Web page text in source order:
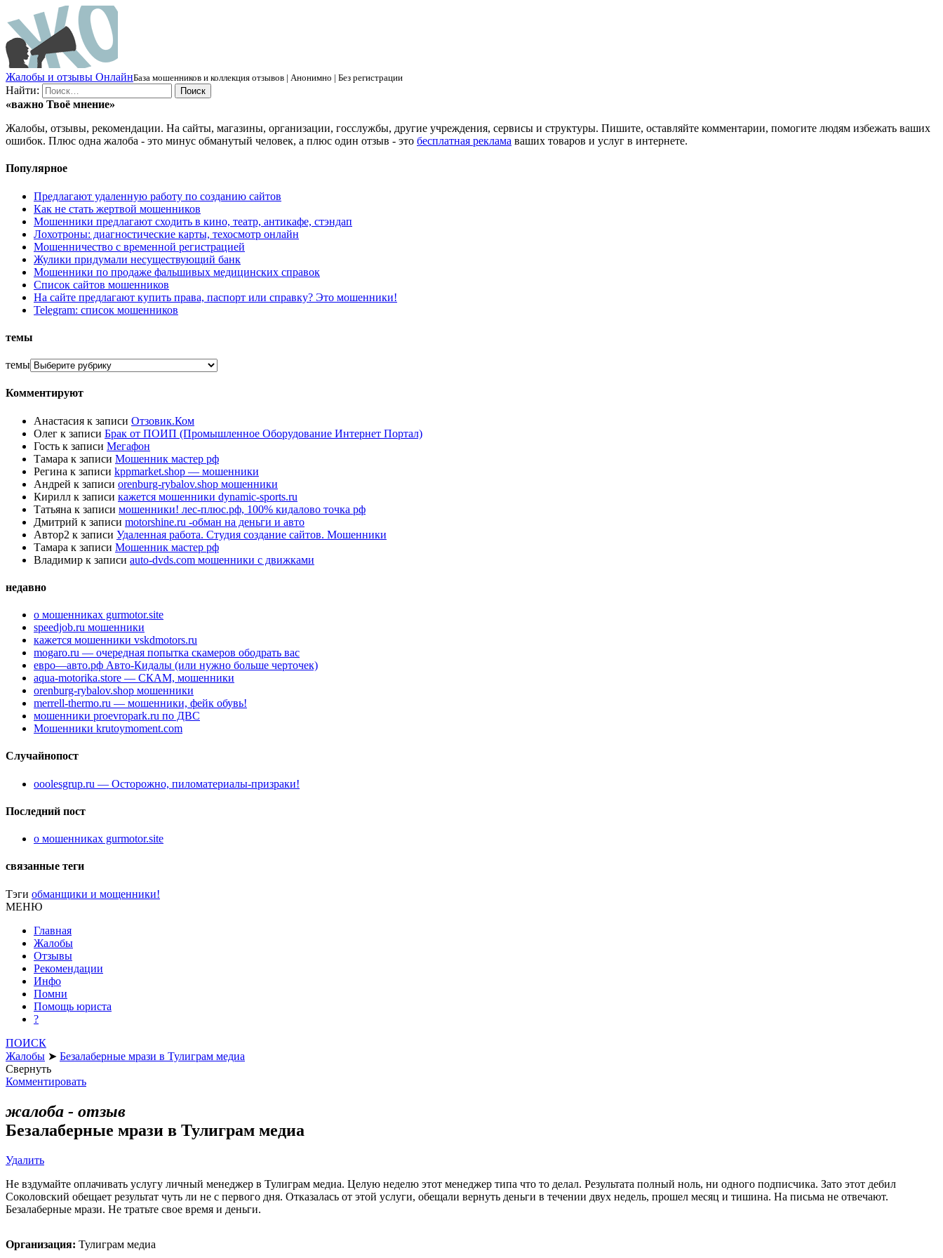
Жалобы и отзывы ОнлайнБаза мошенников и коллекция отзывов | Анонимно | Без регистрации
Найти:
«важно Твоё мнение»
Жалобы, отзывы, рекомендации. На сайты, магазины, организации, госслужбы, другие учреждения, сервисы и структуры. Пишите, оставляйте комментарии, помогите людям избежать ваших
ошибок. Плюс одна жалоба - это минус обманутый человек, а плюс один отзыв - это бесплатная реклама ваших товаров и услуг в интернете.
Популярное
Предлагают удаленную работу по созданию сайтов
Как не стать жертвой мошенников
Мошенники предлагают сходить в кино, театр, антикафе, стэндап
Лохотроны: диагностические карты, техосмотр онлайн
Мошенничество с временной регистрацией
Жулики придумали несуществующий банк
Мошенники по продаже фальшивых медицинских справок
Список сайтов мошенников
На сайте предлагают купить права, паспорт или справку? Это мошенники!
Telegram: список мошенников
темы
темы
Комментируют
Анастасия к записи Отзовик.Ком
Олег к записи Брак от ПОИП (Промышленное Оборудование Интернет Портал)
Гость к записи Мегафон
Тамара к записи Мошенник мастер рф
Регина к записи kppmarket.shop — мошенники
Андрей к записи orenburg-rybalov.shop мошенники
Кирилл к записи кажется мошенники dynamic-sports.ru
Татьяна к записи мошенники! лес-плюс.рф, 100% кидалово точка рф
Дмитрий к записи motorshine.ru -обман на деньги и авто
Автор2 к записи Удаленная работа. Студия создание сайтов. Мошенники
Тамара к записи Мошенник мастер рф
Владимир к записи auto-dvds.com мошенники с движками
недавно
о мошенниках gurmotor.site
speedjob.ru мошенники
кажется мошенники vskdmotors.ru
mogaro.ru — очередная попытка скамеров ободрать вас
евро—авто.рф Авто-Кидалы (или нужно больше черточек)
aqua-motorika.store — СКАМ, мошенники
orenburg-rybalov.shop мошенники
merrell-thermo.ru — мошенники, фейк обувь!
мошенники proevropark.ru по ДВС
Мошенники krutoymoment.com
Случайнопост
ooolesgrup.ru — Осторожно, пиломатериалы-призраки!
Последний пост
о мошенниках gurmotor.site
связанные теги
Тэги обманщики и мощенники!
МЕНЮ
Главная
Жалобы
Отзывы
Рекомендации
Инфо
Помни
Помощь юриста
?
ПОИСК
Жалобы ➤ Безалаберные мрази в Тулиграм медиа
Свернуть
Комментировать
жалоба - отзыв
Безалаберные мрази в Тулиграм медиа
Удалить
Не вздумайте оплачивать услугу личный менеджер в Тулиграм медиа. Целую неделю этот менеджер типа что то делал. Результата полный ноль, ни одного подписчика. Зато этот дебил
Соколовский обещает результат чуть ли не с первого дня. Отказалась от этой услуги, обещали вернуть деньги в течении двух недель, прошел месяц и тишина. На письма не отвечают.
Безалаберные мрази. Не тратьте свое время и деньги.
Организация: Тулиграм медиа